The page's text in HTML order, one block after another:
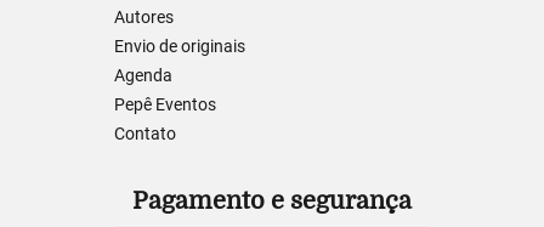
Autores
Envio de originais
Agenda
Pepê Eventos
Contato
Pagamento e segurança